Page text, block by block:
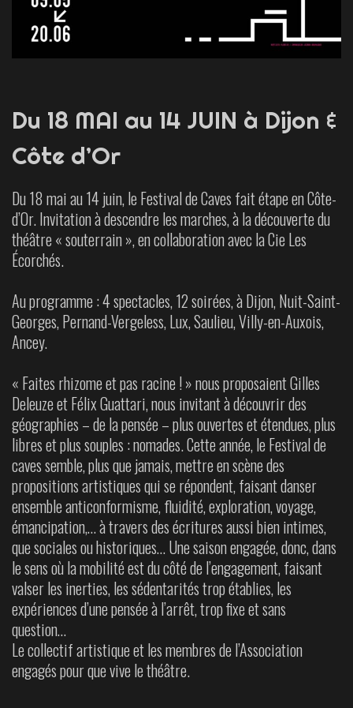
Du 18 MAI au 14 JUIN à Dijon &
Côte d’Or
Du 18 mai au 14 juin, le Festival de Caves fait étape en Côte-
d’Or. Invitation à descendre les marches, à la découverte du
théâtre « souterrain », en collaboration avec la Cie Les
Écorchés.
Au programme : 4 spectacles, 12 soirées, à Dijon, Nuit-Saint-
Georges, Pernand-Vergeless, Lux, Saulieu, Villy-en-Auxois,
Ancey.
« Faites rhizome et pas racine ! » nous proposaient Gilles
Deleuze et Félix Guattari, nous invitant à découvrir des
géographies – de la pensée – plus ouvertes et étendues, plus
libres et plus souples : nomades. Cette année, le Festival de
caves semble, plus que jamais, mettre en scène des
propositions artistiques qui se répondent, faisant danser
ensemble anticonformisme, fluidité, exploration, voyage,
émancipation,… à travers des écritures aussi bien intimes,
que sociales ou historiques… Une saison engagée, donc, dans
le sens où la mobilité est du côté de l’engagement, faisant
valser les inerties, les sédentarités trop établies, les
expériences d’une pensée à l’arrêt, trop fixe et sans
question…
Le collectif artistique et les membres de l’Association
engagés pour que vive le théâtre.